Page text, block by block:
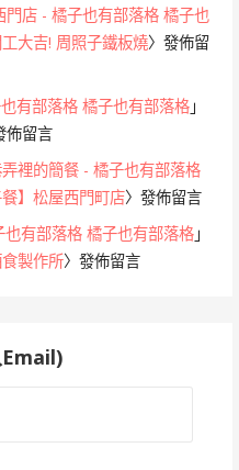
門店 - 橘子也有部落格 橘子也
工大吉! 周照子鐵板燒〉發佈留
有部落格 橘子也有部落格 」
佈留言
裡的簡餐 - 橘子也有部落格
餐】松屋西門町店〉發佈留言
也有部落格 橘子也有部落格 」
製作所〉發佈留言